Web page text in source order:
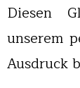
Diesen
unserem
Ausdruck